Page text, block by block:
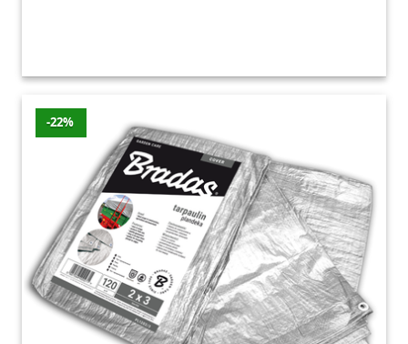
-22%